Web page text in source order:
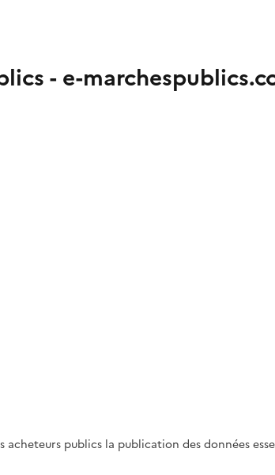
- e-
acheteurs publics la publication des données